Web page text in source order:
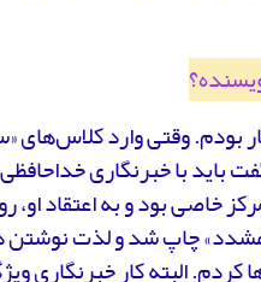
سال روزنامه‌نگار بودم. وقتی
باید با خبرنگاری
خاصی بود و به اعتقاد او،
چاپ شد و لذت نوشتن
کردم. البته کار خبرنگاری